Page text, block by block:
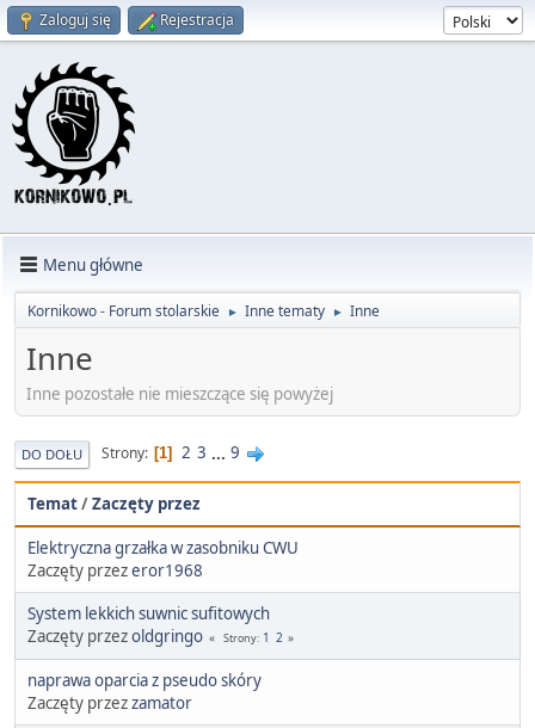
Zaloguj się Rejestracja
Menu główne
Kornikowo - Forum stolarskie ► Inne tematy ► Inne
Inne
Inne pozostałe nie mieszczące się powyżej
DO DOŁU Strony 1 2 3 ... 9
Temat/Zaczęty przez
Elektryczna grzałka w zasobniku CWU
Zaczęty przezeror1968
System lekkich suwnic sufitowych
Zaczęty przezoldgringo Strony 1 2
naprawa oparcia z pseudo skóry
Zaczęty przezzamator